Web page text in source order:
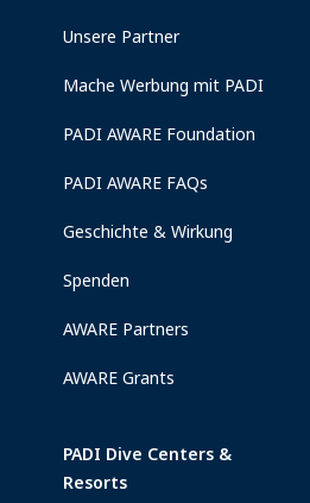
Unsere Partner
Mache Werbung mit PADI
PADI AWARE Foundation
PADI AWARE FAQs
Geschichte & Wirkung
Spenden
AWARE Partners
AWARE Grants
PADI Dive Centers &
Resorts